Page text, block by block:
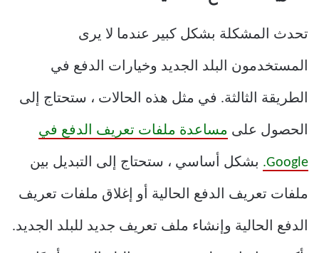
تحدث المشكلة بشكل كبير عندما لا يرى
المستخدمون البلد الجديد وخيارات الدفع في
الطريقة الثالثة. في مثل هذه الحالات ، ستحتاج إلى
الحصول على مساعدة ملفات تعريف الدفع في
Google. بشكل أساسي ، ستحتاج إلى التبديل بين
ملفات تعريف الدفع الحالية أو إغلاق ملفات تعريف
الدفع الحالية وإنشاء ملف تعريف جديد للبلد الجديد.